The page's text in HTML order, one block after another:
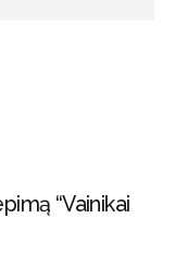
“Vainikai